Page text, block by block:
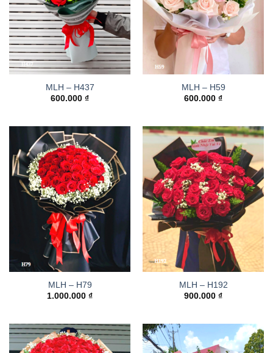
MLH – H437
600.000 ₫
MLH – H59
600.000 ₫
MLH – H79
1.000.000 ₫
MLH – H192
900.000 ₫